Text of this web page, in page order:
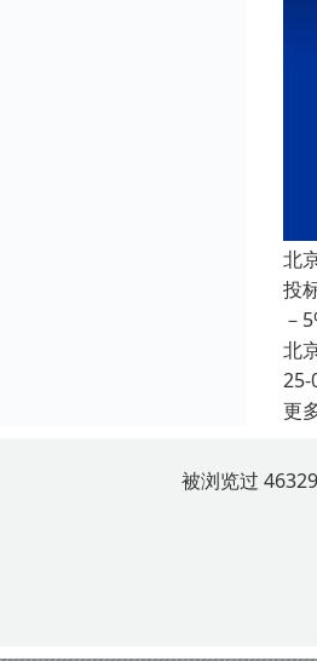
北
投
－
北
25-
更
被浏览过